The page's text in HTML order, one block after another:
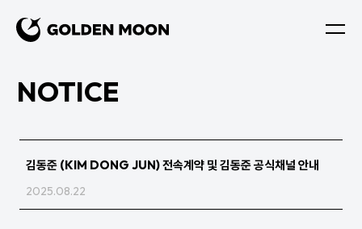
NOTICE
김동준 (KIM DONG JUN) 전속계약 및 김동준 공식채널 안내
2025.08.22